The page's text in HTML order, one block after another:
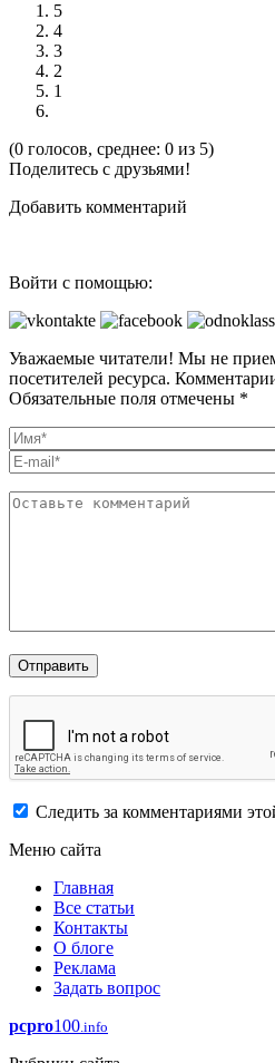
5
4
3
2
1
(0 голосов, среднее: 0 из 5)
Поделитесь с друзьями!
Добавить комментарий
Войти с помощью:
Уважаемые читатели! Мы не
посетителей ресурса.
Обязательные поля отмечены *
Следить за комментариями
Меню сайта
Главная
Все статьи
Контакты
О блоге
Реклама
Задать вопрос
pcpro100.info